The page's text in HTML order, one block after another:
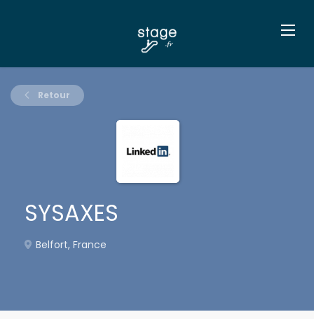
Retour
SYSAXES
Belfort, France